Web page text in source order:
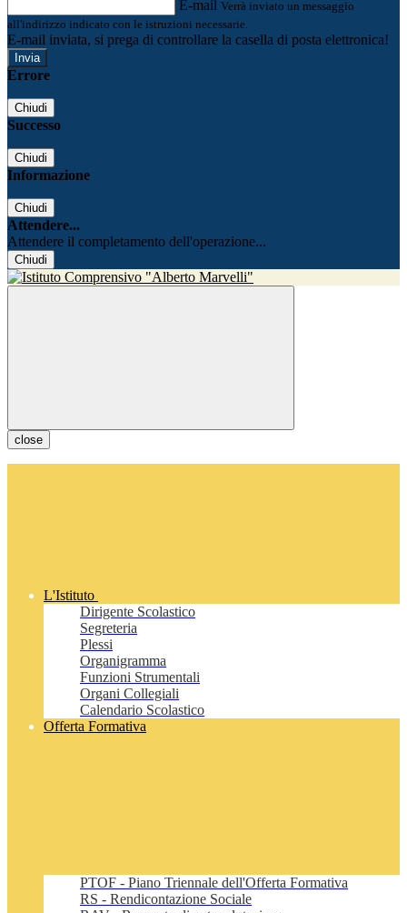
E-mail Verrà inviato un messaggio
all'indirizzo indicato con le istruzioni necessarie.
E-mail inviata, si prega di controllare la casella di posta elettronica!
Errore
Chiudi
Successo
Chiudi
Informazione
Chiudi
Attendere...
Attendere il completamento dell'operazione...
Chiudi
close
L'Istituto
Dirigente Scolastico
Segreteria
Plessi
Organigramma
Funzioni Strumentali
Organi Collegiali
Calendario Scolastico
Offerta Formativa
PTOF - Piano Triennale dell'Offerta Formativa
RS - Rendicontazione Sociale